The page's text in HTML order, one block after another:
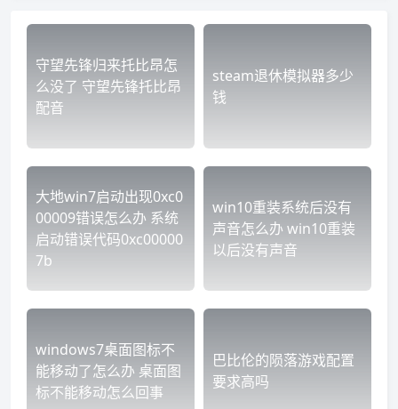
守望先锋归来托比昂怎
么没了 守望先锋托比昂
配音
steam退休模拟器多少
钱
大地win7启动出现0xc0
00009错误怎么办 系统
启动错误代码0xc00000
7b
win10重装系统后没有
声音怎么办 win10重装
以后没有声音
windows7桌面图标不
能移动了怎么办 桌面图
标不能移动怎么回事
巴比伦的陨落游戏配置
要求高吗